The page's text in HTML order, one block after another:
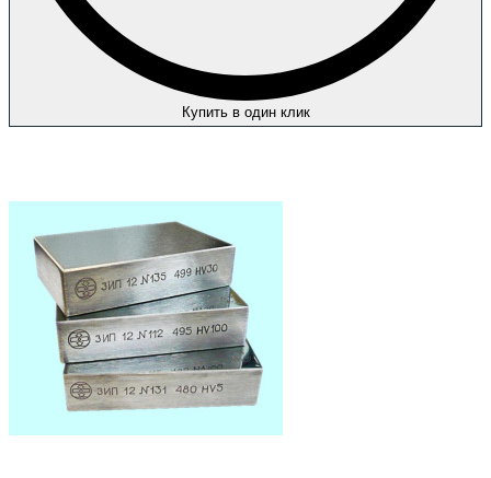
Купить в один клик